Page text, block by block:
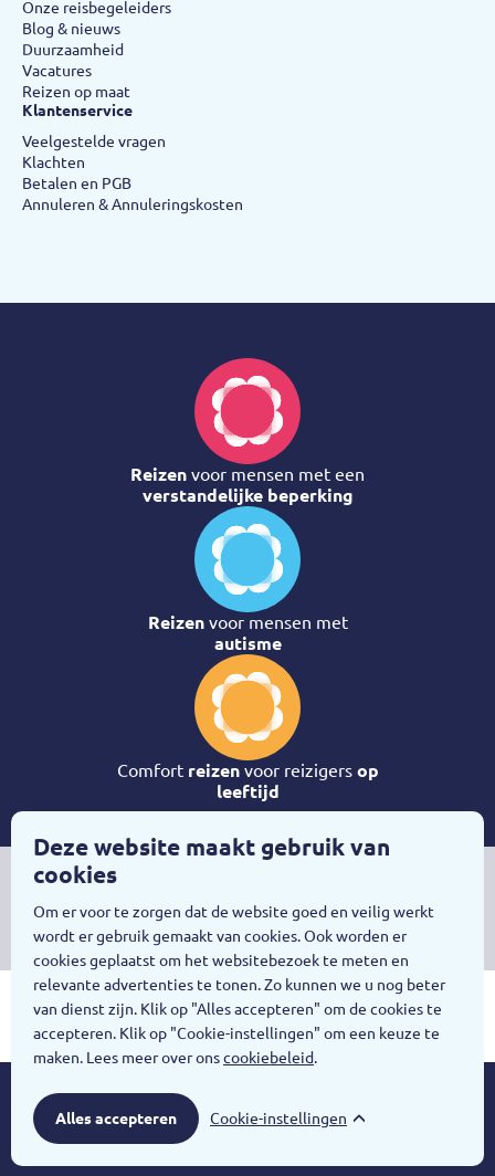
Onze reisbegeleiders
Blog & nieuws
Duurzaamheid
Vacatures
Reizen op maat
Klantenservice
Veelgestelde vragen
Klachten
Betalen en PGB
Annuleren & Annuleringskosten
Reizen voor mensen met een
verstandelijke beperking
Reizenvoor mensen met
autisme
Comfort reizenvoor reizigers op
leeftijd
stichting zonder subsidie en zonder winstoogmerk
SGR Calamiteitenfonds
ANVRAVG
OK
Privacy Disclaimer
Toegankelijkheid
© 2026
Buitenhof Reizen
Deze website maakt gebruik van
cookies
Om er voor te zorgen dat de website goed en veilig werkt
wordt er gebruik gemaakt van cookies. Ook worden er
cookies geplaatst om het websitebezoek te meten en
relevante advertenties te tonen. Zo kunnen we u nog beter
van dienst zijn. Klik op "Alles accepteren" om de cookies te
accepteren. Klik op "Cookie-instellingen" om een keuze te
maken. Lees meer over onscookiebeleid.
Cookie-instellingen